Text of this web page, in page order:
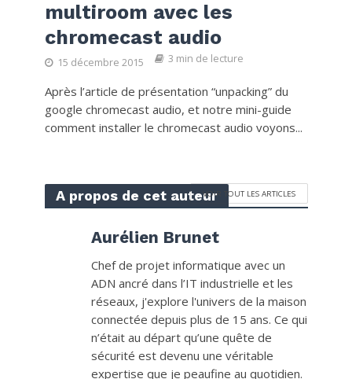
multiroom avec les
chromecast audio
15 décembre 2015 3 min de lecture
Après l’article de présentation “unpacking” du
google chromecast audio, et notre mini-guide
comment installer le chromecast audio voyons...
A propos de cet auteurVOIR TOUT LES ARTICLES
Aurélien Brunet
Chef de projet informatique avec un
ADN ancré dans l’IT industrielle et les
réseaux, j'explore l'univers de la maison
connectée depuis plus de 15 ans. Ce qui
n’était au départ qu’une quête de
sécurité est devenu une véritable
expertise que je peaufine au quotidien.